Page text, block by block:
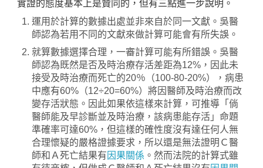
實證的態度基本上是贊同的，但有三點進一步說明。
運用於計算的數據出處並非來自於同一文獻。吳醫
師認為若用不同的文獻來做計算可能會有所失誤。
就算數據選擇合理，一審計算可能有所錯誤。吳醫
師認為既然是否及時治療存活差距為12%，因此未
接受及時治療而死亡的20％（100-80-20%），病患
中應有60%（12÷20=60%）將因醫師及時治療而改
變存活狀態。因此如果依這樣來計算，可推導「倘
醫師能及早診斷並及時治療，該病患能存活」命題
準確率可達60%，但這樣的確性度沒有達任何人無
合理懷疑的嚴格證據要求，所以還是無法證明Ｃ醫
師和Ａ死亡結果有 因果關係 。然而法院的計算式雖